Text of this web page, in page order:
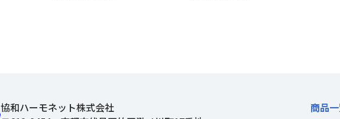
協和ハーモネット株式会社
商品